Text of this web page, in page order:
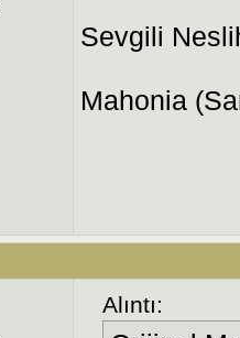
Sevgili
Mahonia
Alıntı: